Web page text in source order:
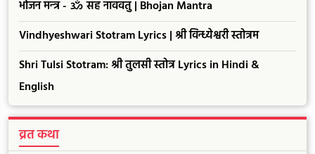
भोजन मन्त्र - ॐ सह नाववतु | Bhojan Mantra
Vindhyeshwari Stotram Lyrics | श्री विन्ध्येश्वरी स्तोत्रम
Shri Tulsi Stotram: श्री तुलसी स्तोत्र Lyrics in Hindi &
English
व्रत कथा